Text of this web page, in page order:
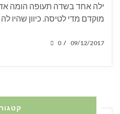
ילה אחד בשדה תעופה הומה
מוקדם מדי לטיסה. כיוון שהיו לה
POSTED
09/12/2017
/
0